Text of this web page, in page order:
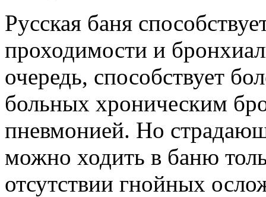
Русская баня
проходимости и
очередь, способствует
больных хроническим
пневмонией. Но
можно ходить в баню
отсутствии гнойных